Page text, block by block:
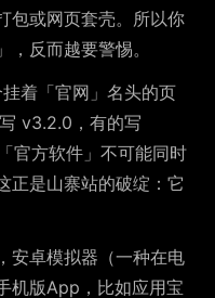
包或网页套壳。所以你
反而越要警惕。
着「官网」名头的页
v3.2.0，有的写
官方软件」不可能同时
正是山寨站的破绽：它
安卓模拟器（一种在电
机版App，比如应用宝